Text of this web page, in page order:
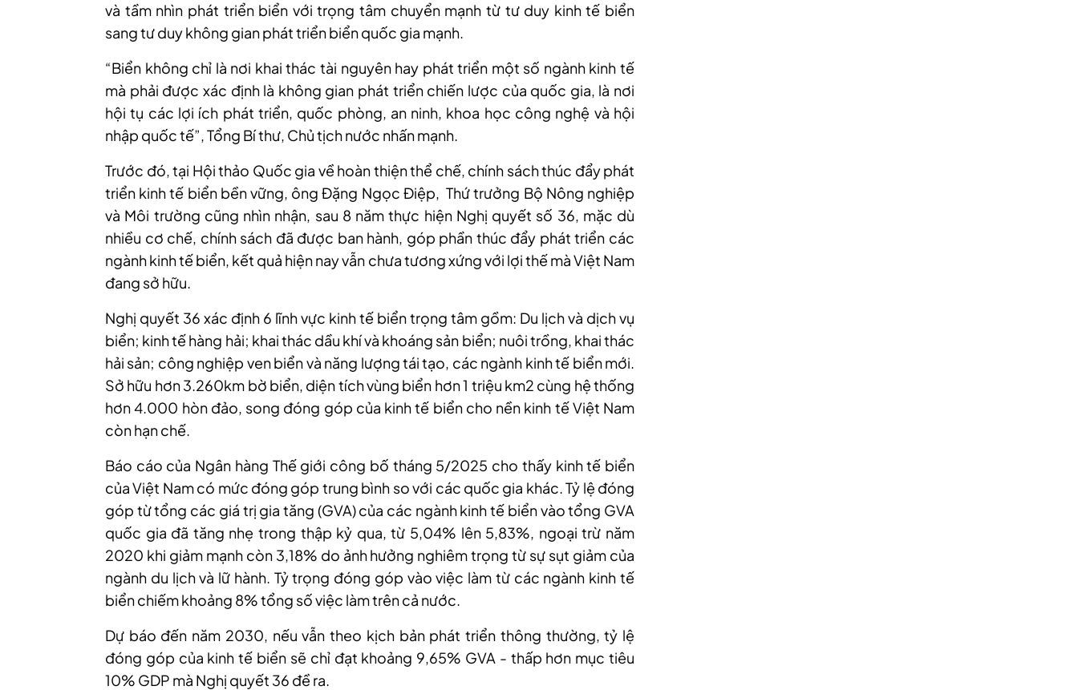
và tầm nhìn phát triển biển với trọng tâm chuyển mạnh từ tư duy kinh tế biển
sang tư duy không gian phát triển biển quốc gia mạnh.
“Biển không chỉ là nơi khai thác tài nguyên hay phát triển một số ngành kinh tế
mà phải được xác định là không gian phát triển chiến lược của quốc gia, là nơi
hội tụ các lợi ích phát triển, quốc phòng, an ninh, khoa học công nghệ và hội
nhập quốc tế”, Tổng Bí thư, Chủ tịch nước nhấn mạnh.
Trước đó, tại Hội thảo Quốc gia về hoàn thiện thể chế, chính sách thúc đẩy phát
triển kinh tế biển bền vững, ông Đặng Ngọc Điệp, Thứ trưởng Bộ Nông nghiệp
và Môi trường cũng nhìn nhận, sau 8 năm thực hiện Nghị quyết số 36, mặc dù
nhiều cơ chế, chính sách đã được ban hành, góp phần thúc đẩy phát triển các
ngành kinh tế biển, kết quả hiện nay vẫn chưa tương xứng với lợi thế mà Việt Nam
đang sở hữu.
Nghị quyết 36 xác định 6 lĩnh vực kinh tế biển trọng tâm gồm: Du lịch và dịch vụ
biển; kinh tế hàng hải; khai thác dầu khí và khoáng sản biển; nuôi trồng, khai thác
hải sản; công nghiệp ven biển và năng lượng tái tạo, các ngành kinh tế biển mới.
Sở hữu hơn 3.260km bờ biển, diện tích vùng biển hơn 1 triệu km2 cùng hệ thống
hơn 4.000 hòn đảo, song đóng góp của kinh tế biển cho nền kinh tế Việt Nam
còn hạn chế.
Báo cáo của Ngân hàng Thế giới công bố tháng 5/2025 cho thấy kinh tế biển
của Việt Nam có mức đóng góp trung bình so với các quốc gia khác. Tỷ lệ đóng
góp từ tổng các giá trị gia tăng (GVA) của các ngành kinh tế biển vào tổng GVA
quốc gia đã tăng nhẹ trong thập kỷ qua, từ 5,04% lên 5,83%, ngoại trừ năm
2020 khi giảm mạnh còn 3,18% do ảnh hưởng nghiêm trọng từ sự sụt giảm của
ngành du lịch và lữ hành. Tỷ trọng đóng góp vào việc làm từ các ngành kinh tế
biển chiếm khoảng 8% tổng số việc làm trên cả nước.
Dự báo đến năm 2030, nếu vẫn theo kịch bản phát triển thông thường, tỷ lệ
đóng góp của kinh tế biển sẽ chỉ đạt khoảng 9,65% GVA - thấp hơn mục tiêu
10% GDP mà Nghị quyết 36 đề ra.